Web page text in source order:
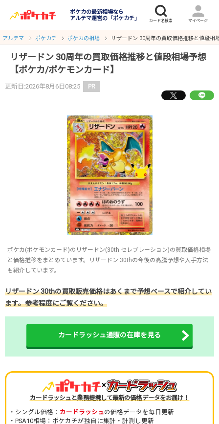
ポケカの最新相場なら
アルテマ運営の「ポケカチ」
アルテマ ポケカチ ポケカの相場 リザードン 30周年の買取価格推移と値段相
リザードン 30周年の買取価格推移と値段相場予想
【ポケカ/ポケモンカード】
更新日:2026年8月6日08:25 PR
ポケカ(ポケモンカード)のリザードン(30th セレブレーション)の買取価格相場
と価格推移をまとめています。リザードン 30thの今後の高騰予想や入手方法
も紹介しています。
リザードン 30thの買取販売価格はあくまで予想ベースで紹介してい
ます。参考程度にご覧ください。
カードラッシュ通販の在庫を見る
×
カードラッシュと業務提携して最新の価格データをお届け！
・シングル価格： カードラッシュの価格データを毎日更新
・PSA10相場：ポケカチが独自に集計・計測し更新